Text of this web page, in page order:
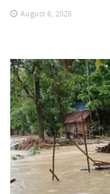
August 6, 2026